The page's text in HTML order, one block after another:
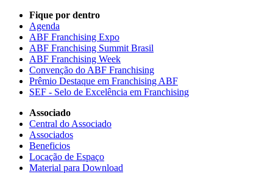
Fique por dentro
Agenda
ABF Franchising Expo
ABF Franchising Summit Brasil
ABF Franchising Week
Convenção do ABF Franchising
Prêmio Destaque em Franchising ABF
SEF - Selo de Excelência em Franchising
Associado
Central do Associado
Associados
Beneficios
Locação de Espaço
Material para Download